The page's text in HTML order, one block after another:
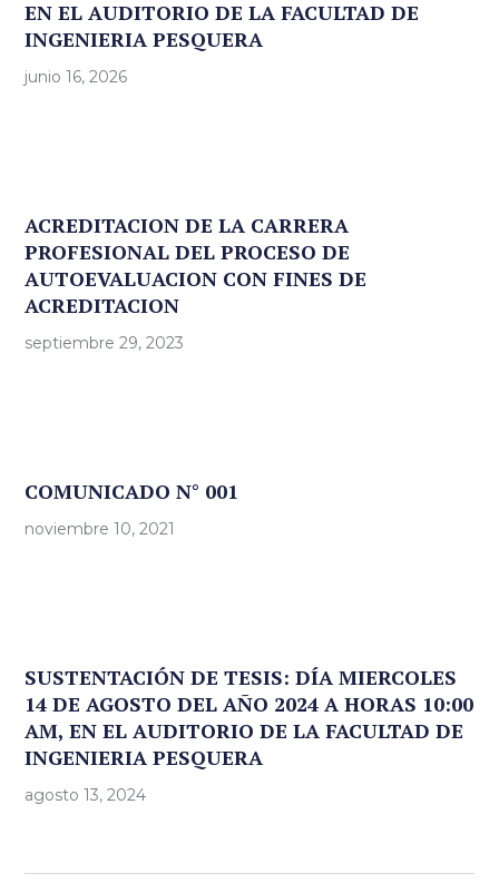
EN EL AUDITORIO DE LA FACULTAD DE
INGENIERIA PESQUERA
junio 16, 2026
ACREDITACION DE LA CARRERA
PROFESIONAL DEL PROCESO DE
AUTOEVALUACION CON FINES DE
ACREDITACION
septiembre 29, 2023
COMUNICADO N° 001
noviembre 10, 2021
SUSTENTACIÓN DE TESIS: DÍA MIERCOLES
14 DE AGOSTO DEL AÑO 2024 A HORAS 10:00
AM, EN EL AUDITORIO DE LA FACULTAD DE
INGENIERIA PESQUERA
agosto 13, 2024